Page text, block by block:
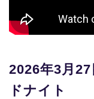
2026年3月
ドナイト